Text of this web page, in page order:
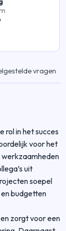
vragen
rol in het succes
voor het
werkzaamheden
uit
soepel
budgetten
zorgt voor een